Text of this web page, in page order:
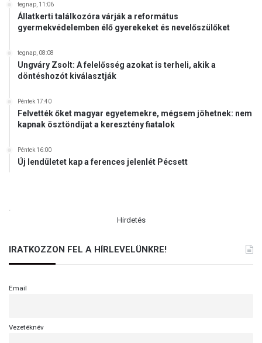
tegnap, 11:06
Állatkerti találkozóra várják a református
gyermekvédelemben élő gyerekeket és nevelőszülőket
tegnap, 08:08
Ungváry Zsolt: A felelősség azokat is terheli, akik a
döntéshozót kiválasztják
Péntek 17:40
Felvették őket magyar egyetemekre, mégsem jöhetnek: nem
kapnak ösztöndíjat a keresztény fiatalok
Péntek 16:00
Új lendületet kap a ferences jelenlét Pécsett
Hirdetés
IRATKOZZON FEL A HÍRLEVELÜNKRE!
Email
Vezetéknév